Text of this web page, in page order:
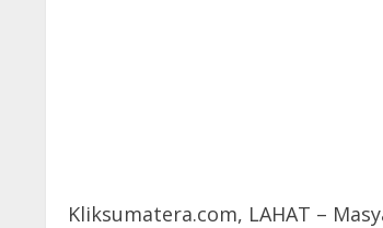
Kliksumatera.com, LAHAT –